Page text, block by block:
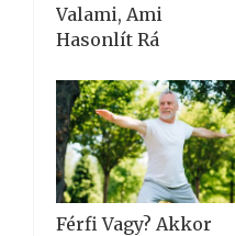
Valami, Ami
Hasonlít Rá
Férfi Vagy? Akkor